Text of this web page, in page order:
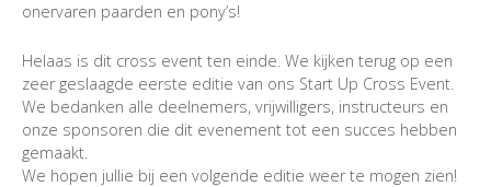
onervaren paarden en pony’s!
Helaas is dit cross event ten einde. We kijken terug op een
zeer geslaagde eerste editie van ons Start Up Cross Event.
We bedanken alle deelnemers, vrijwilligers, instructeurs en
onze sponsoren die dit evenement tot een succes hebben
gemaakt.
We hopen jullie bij een volgende editie weer te mogen zien!